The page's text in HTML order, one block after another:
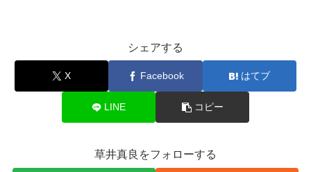
シェアする
X Facebook はてブ
LINE コピー
草井真良をフォローする